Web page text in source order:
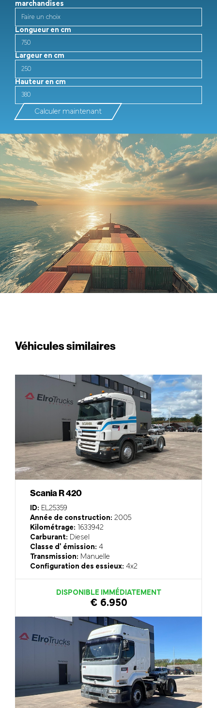
marchandises
Longueur en cm
Largeur en cm
Hauteur en cm
Calculer maintenant
Véhicules similaires
Scania R 420
ID: EL25359
Année de construction: 2005
Kilométrage: 1633942
Carburant: Diesel
Classe d' émission: 4
Transmission: Manuelle
Configuration des essieux: 4x2
DISPONIBLE IMMÉDIATEMENT
€ 6.950